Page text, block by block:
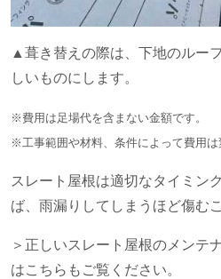
▲葺き替えの際は、下地のルー
しいものにします。
※費用は足場代を含まない金額です。
※工事範囲や材料、条件によって費用は
スレート屋根は適切なタイミン
ば、雨漏りしてしまうほど傷む
＞正しいスレート屋根のメンテ
はこちらもご覧ください。